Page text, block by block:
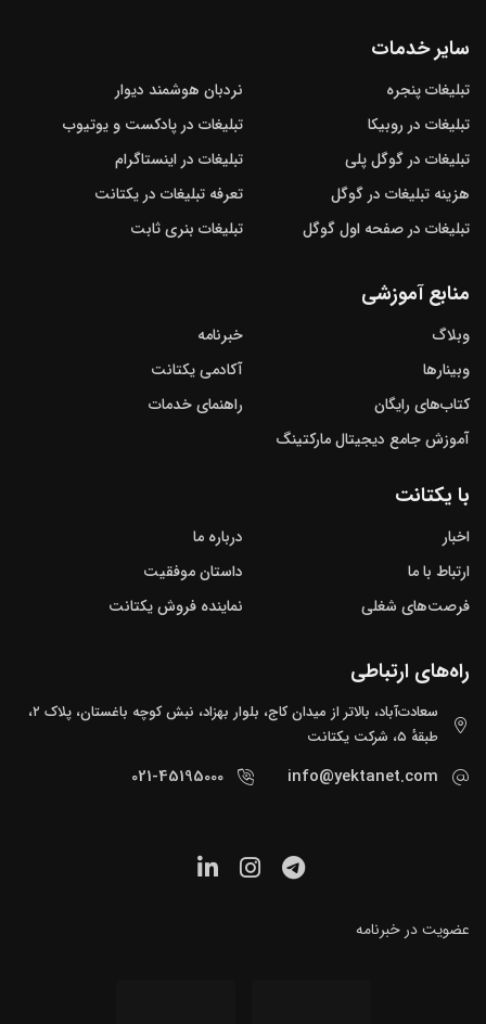
سایر خدمات
تبلیغات پنجره
نردبان هوشمند دیوار
تبلیغات در روبیکا
تبلیغات در پادکست و یوتیوب
تبلیغات در گوگل‌ پلی
تبلیغات در اینستاگرام
هزینه تبلیغات در گوگل
تعرفه تبلیغات در یکتانت
تبلیغات در صفحه اول گوگل
تبلیغات بنری ثابت
منابع آموزشی
وبلاگ
خبرنامه
وبینارها
آکادمی یکتانت
کتاب‌های رایگان
راهنمای خدمات
آموزش جامع دیجیتال مارکتینگ
با یکتانت
اخبار
درباره ما
ارتباط با ما
داستان موفقیت
فرصت‌های شغلی
نماینده فروش یکتانت
راه‌های ارتباطی
سعادت‌آباد، بالاتر از میدان کاج، بلوار بهزاد، نبش کوچه باغستان، پلاک ۲،
طبقهٔ ۵، شرکت یکتانت
info@yektanet.com
021-45195000
عضویت در خبرنامه